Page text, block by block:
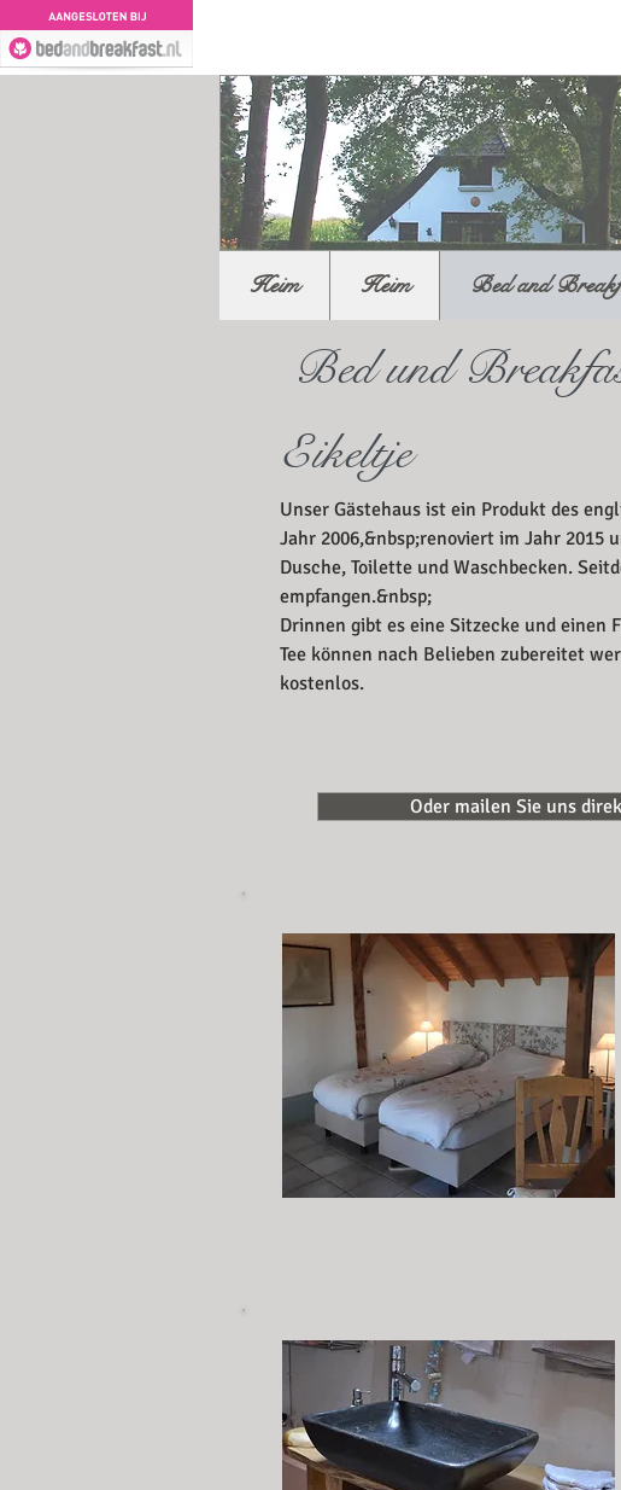
Bed und
Eikeltje
Unser Gästehaus ist ein Produkt des
Jahr 2006,&nbsp;renoviert im Jahr 2015
Dusche, Toilette und Waschbecken.
empfangen.&nbsp;
Drinnen gibt es eine Sitzecke und einen
Tee können nach Belieben zubereitet
kostenlos.
Oder mailen Sie uns
Heim Heim Bed and